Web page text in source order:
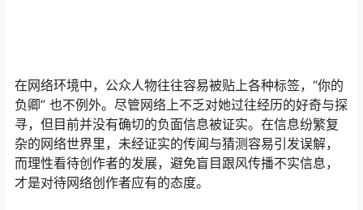
在网络环境中，公众人物往往容易被贴上各种标签，“你的
负卿” 也不例外。尽管网络上不乏对她过往经历的好奇与探
寻，但目前并没有确切的负面信息被证实。在信息纷繁复
杂的网络世界里，未经证实的传闻与猜测容易引发误解，
而理性看待创作者的发展，避免盲目跟风传播不实信息，
才是对待网络创作者应有的态度。